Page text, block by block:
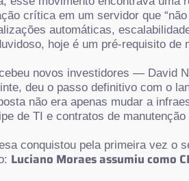
crítica em um servidor que
automáticas,
hoje é um pré-requisito de
novos investidores — David
deu o passo definitivo com o
não era apenas mudar a
de TI e contratos de
conquistou pela primeira vez o
Luciano Moraes assumiu como